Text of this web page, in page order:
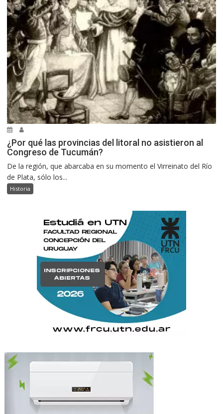
¿Por qué las provincias del litoral no asistieron al
Congreso de Tucumán?
De la región, que abarcaba en su momento el Virreinato del Río
de Plata, sólo los...
Historia